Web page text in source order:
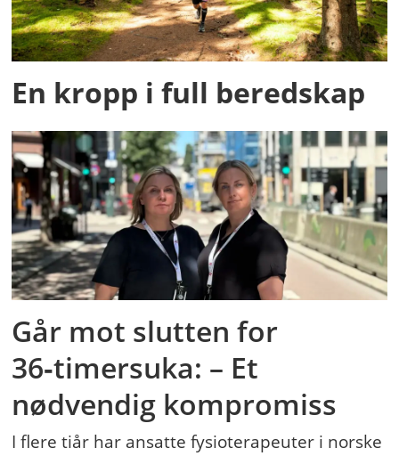
En kropp i full beredskap
Går mot slutten for
36‑timersuka: – Et
nødvendig kompromiss
I flere tiår har ansatte fysioterapeuter i norske